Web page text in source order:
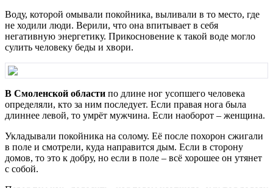
Воду, которой омывали покойника, выливали в то место, где
не ходили люди. Верили, что она впитывает в себя
негативную энергетику. Прикосновение к такой воде могло
сулить человеку беды и хвори.
В Смоленской области по длине ног усопшего человека
определяли, кто за ним последует. Если правая нога была
длиннее левой, то умрёт мужчина. Если наоборот – женщина.
Укладывали покойника на солому. Её после похорон сжигали
в поле и смотрели, куда направится дым. Если в сторону
домов, то это к добру, но если в поле – всё хорошее он утянет
с собой.